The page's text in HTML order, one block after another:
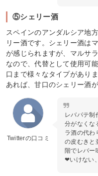
⑤シェリー酒
スペインのアンダルシア地
リー酒です。シェリー酒は
が感じられますが、マルサ
なので、代替として使用可
口まで様々なタイプがあり
あれば、甘口のシェリー酒
Twitterの口コミ
レバパテ制
分がなくな
ラ酒の代わ
の皮むきと
階でレバー
❤いけない